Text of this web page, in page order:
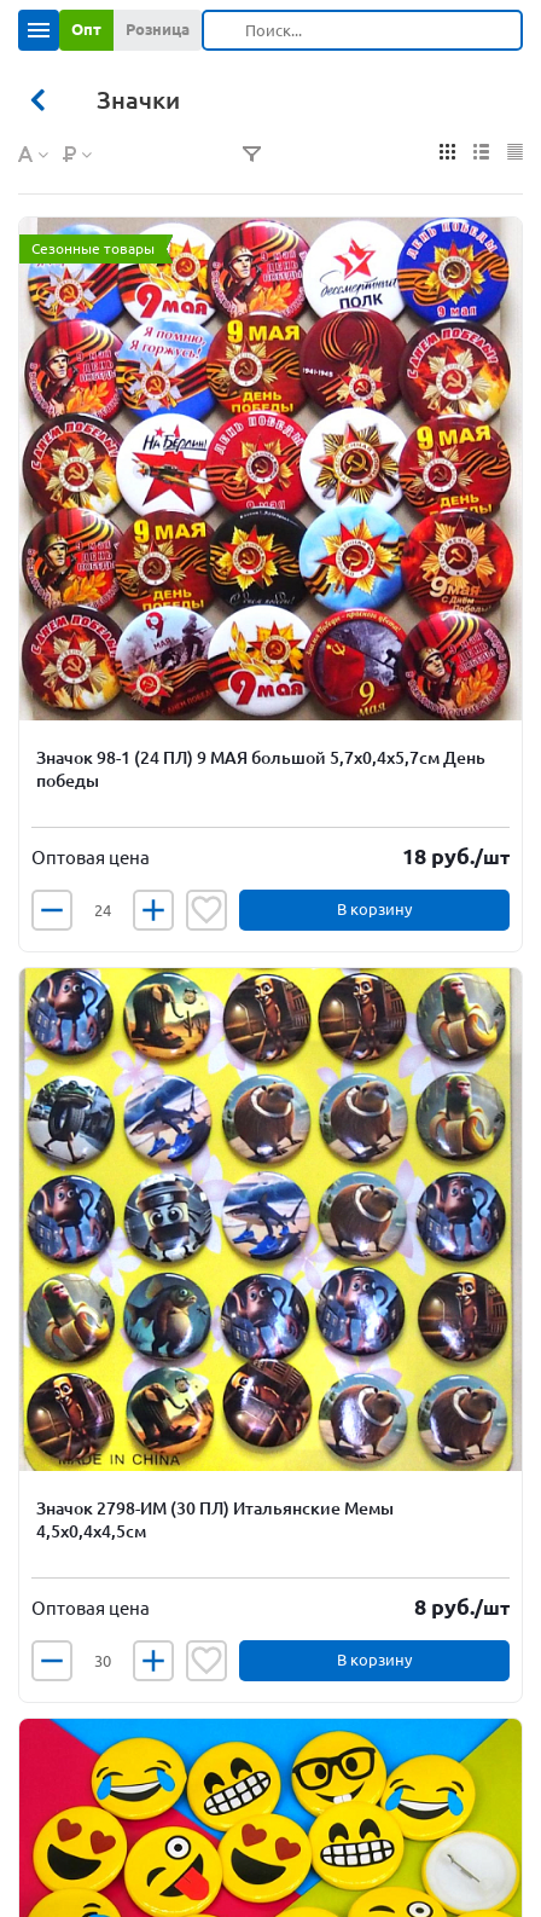
Опт Розница
Значки
Сезонные товары
Значок 98-1 (24 ПЛ) 9 МАЯ большой 5,7х0,4х5,7см День
победы
Оптовая цена 18 руб./шт
В корзину
Значок 2798-ИМ (30 ПЛ) Итальянские Мемы
4,5х0,4х4,5см
Оптовая цена 8 руб./шт
В корзину